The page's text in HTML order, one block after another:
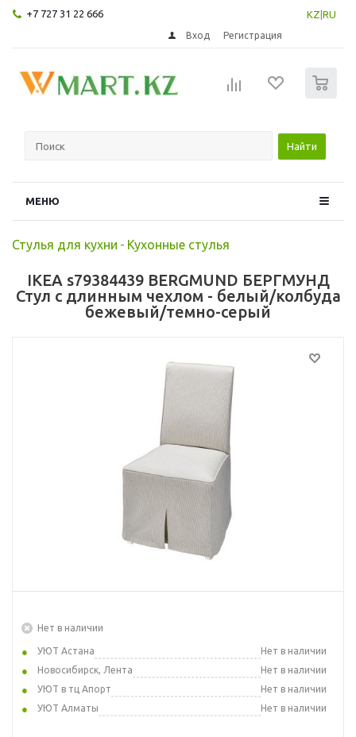
+7 727 31 22 666 KZ RU
Вход Регистрация
Найти
МЕНЮ
Стулья для кухни - Кухонные стулья
IKEA s79384439 BERGMUND БЕРГМУНД
Стул с длинным чехлом - белый/колбуда
бежевый/темно-серый
Нет в наличии
УЮТ Астана
Нет в наличии
Новосибирск, Лента
Нет в наличии
УЮТ в тц Апорт
Нет в наличии
УЮТ Алматы
Нет в наличии